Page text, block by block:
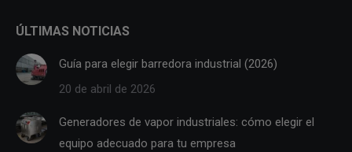
ÚLTIMAS NOTICIAS
Guía para elegir barredora industrial (2026)
20 de abril de 2026
Generadores de vapor industriales: cómo elegir el
equipo adecuado para tu empresa